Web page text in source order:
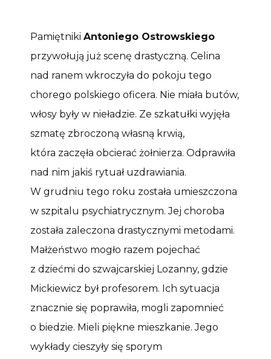
Pamiętniki Antoniego Ostrowskiego
przywołują już scenę drastyczną. Celina
nad ranem wkroczyła do pokoju tego
chorego polskiego oficera. Nie miała butów,
włosy były w nieładzie. Ze szkatułki wyjęła
szmatę zbroczoną własną krwią,
która zaczęła obcierać żołnierza. Odprawiła
nad nim jakiś rytuał uzdrawiania.
W grudniu tego roku została umieszczona
w szpitalu psychiatrycznym. Jej choroba
została zaleczona drastycznymi metodami.
Małżeństwo mogło razem pojechać
z dziećmi do szwajcarskiej Lozanny, gdzie
Mickiewicz był profesorem. Ich sytuacja
znacznie się poprawiła, mogli zapomnieć
o biedzie. Mieli piękne mieszkanie. Jego
wykłady cieszyły się sporym